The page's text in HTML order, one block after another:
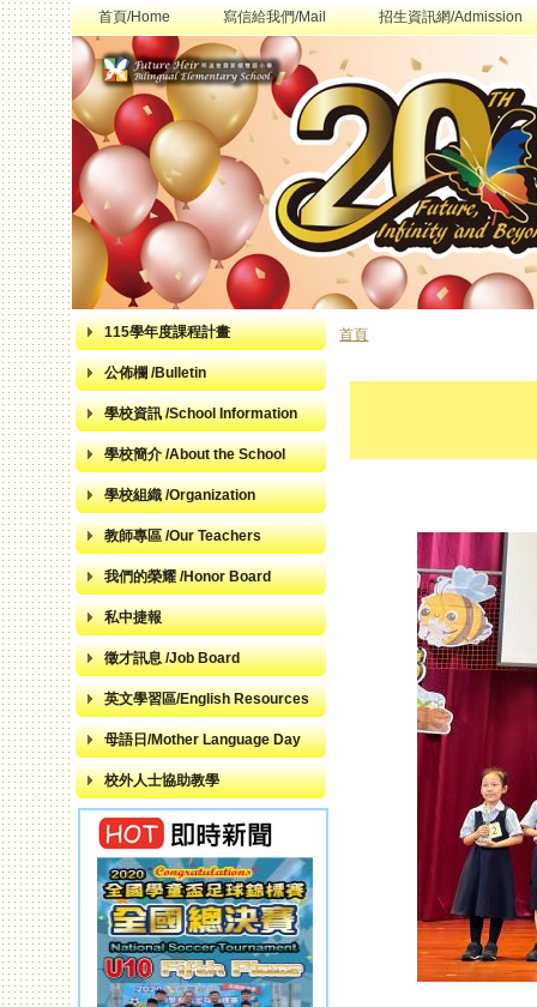
首頁/Home 寫信給我們/Mail 招生資訊網/Admission
115學年度課程計畫
公佈欄 /Bulletin
學校資訊 /School Information
學校簡介 /About the School
學校組織 /Organization
教師專區 /Our Teachers
我們的榮耀 /Honor Board
私中捷報
徵才訊息 /Job Board
英文學習區/English Resources
母語日/Mother Language Day
校外人士協助教學
首頁